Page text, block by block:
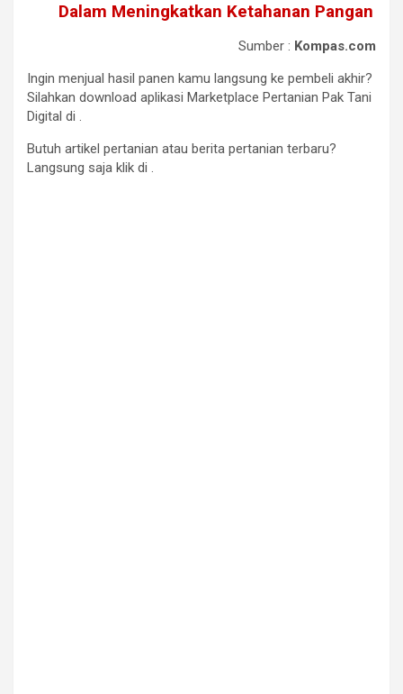
Dalam Meningkatkan Ketahanan Pangan
Sumber : Kompas.com
Ingin menjual hasil panen kamu langsung ke pembeli akhir?
Silahkan download aplikasi Marketplace Pertanian Pak Tani
Digital di .
Butuh artikel pertanian atau berita pertanian terbaru?
Langsung saja klik di .